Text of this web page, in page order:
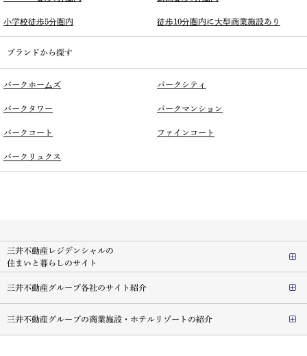
小学校徒歩5分圏内 徒歩10分圏内に大型商業施設あり
ブランドから探す
パークホームズ パークシティ
パークタワー パークマンション
パークコート ファインコート
パークリュクス
三井不動産レジデンシャルの
住まいと暮らしのサイト
三井不動産グループ各社のサイト紹介
三井不動産グループの商業施設・ホテルリゾートの紹介